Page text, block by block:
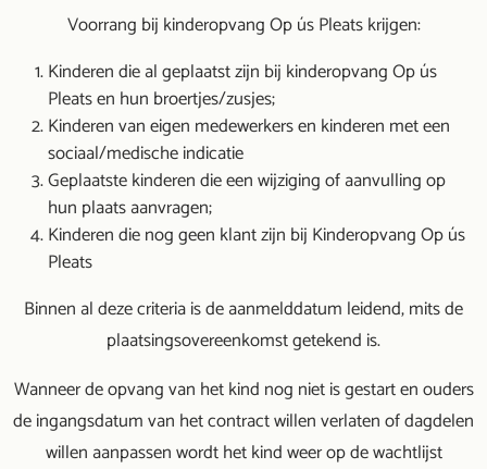
Voorrang bij kinderopvang Op ús Pleats krijgen:
Kinderen die al geplaatst zijn bij kinderopvang Op ús
Pleats en hun broertjes/zusjes;
Kinderen van eigen medewerkers en kinderen met een
sociaal/medische indicatie
Geplaatste kinderen die een wijziging of aanvulling op
hun plaats aanvragen;
Kinderen die nog geen klant zijn bij Kinderopvang Op ús
Pleats
Binnen al deze criteria is de aanmelddatum leidend, mits de
plaatsingsovereenkomst getekend is.
Wanneer de opvang van het kind nog niet is gestart en ouders
de ingangsdatum van het contract willen verlaten of dagdelen
willen aanpassen wordt het kind weer op de wachtlijst